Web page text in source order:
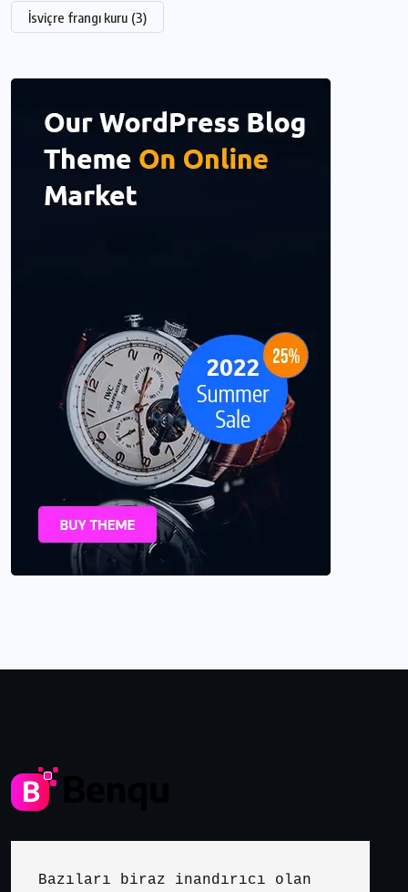
İsviçre frangı kuru (3)
Bazıları biraz inandırıcı olan